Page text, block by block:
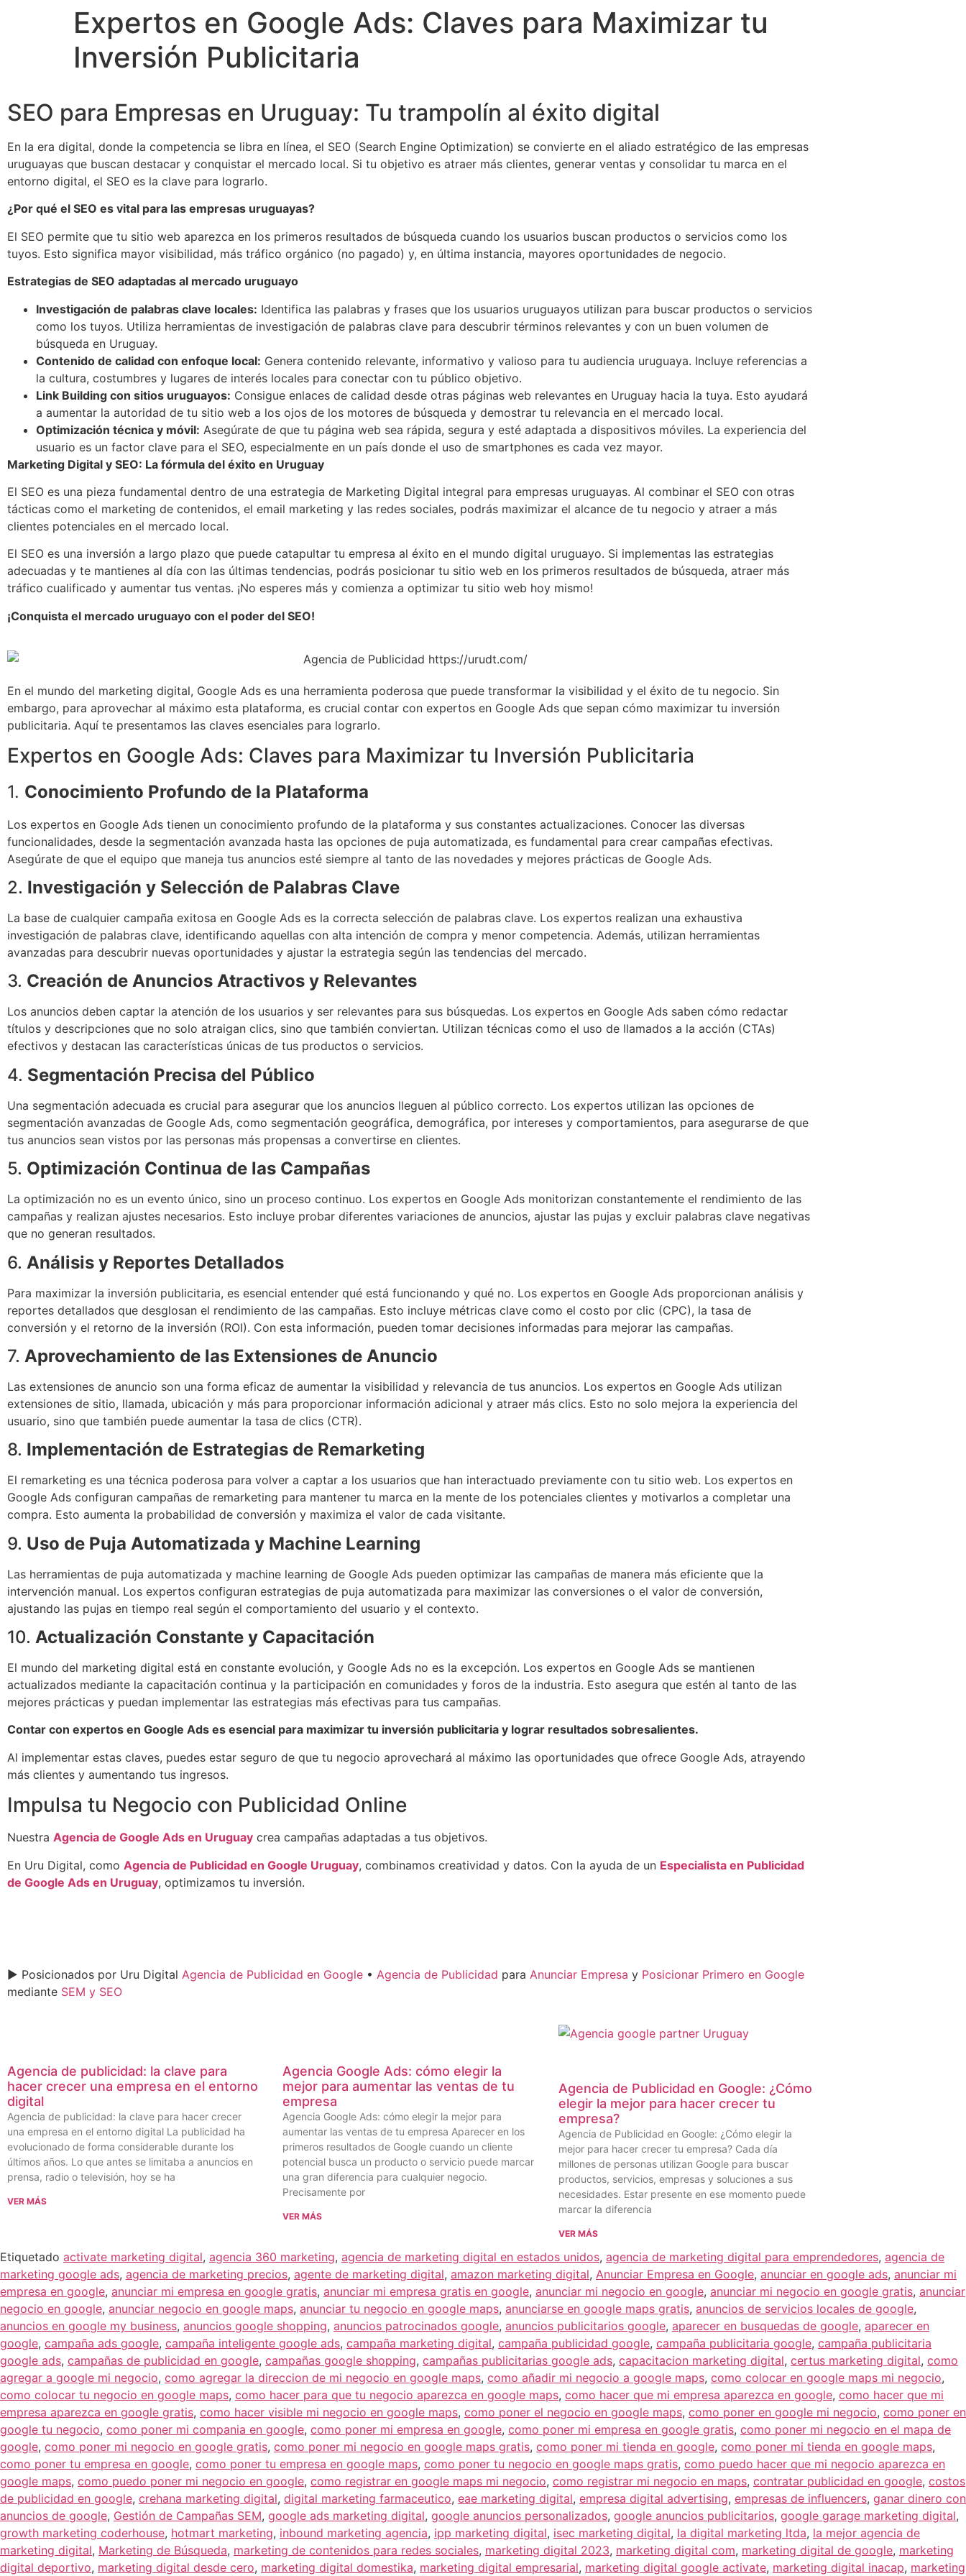
Expertos en Google Ads: Claves para Maximizar tu
Inversión Publicitaria
SEO para Empresas en Uruguay: Tu trampolín al éxito digital
En la era digital, donde la competencia se libra en línea, el SEO (Search Engine Optimization) se convierte en el aliado estratégico de las empresas
uruguayas que buscan destacar y conquistar el mercado local. Si tu objetivo es atraer más clientes, generar ventas y consolidar tu marca en el
entorno digital, el SEO es la clave para lograrlo.
¿Por qué el SEO es vital para las empresas uruguayas?
El SEO permite que tu sitio web aparezca en los primeros resultados de búsqueda cuando los usuarios buscan productos o servicios como los
tuyos. Esto significa mayor visibilidad, más tráfico orgánico (no pagado) y, en última instancia, mayores oportunidades de negocio.
Estrategias de SEO adaptadas al mercado uruguayo
Investigación de palabras clave locales: Identifica las palabras y frases que los usuarios uruguayos utilizan para buscar productos o servicios
como los tuyos. Utiliza herramientas de investigación de palabras clave para descubrir términos relevantes y con un buen volumen de
búsqueda en Uruguay.
Contenido de calidad con enfoque local: Genera contenido relevante, informativo y valioso para tu audiencia uruguaya. Incluye referencias a
la cultura, costumbres y lugares de interés locales para conectar con tu público objetivo.
Link Building con sitios uruguayos: Consigue enlaces de calidad desde otras páginas web relevantes en Uruguay hacia la tuya. Esto ayudará
a aumentar la autoridad de tu sitio web a los ojos de los motores de búsqueda y demostrar tu relevancia en el mercado local.
Optimización técnica y móvil: Asegúrate de que tu página web sea rápida, segura y esté adaptada a dispositivos móviles. La experiencia del
usuario es un factor clave para el SEO, especialmente en un país donde el uso de smartphones es cada vez mayor.
Marketing Digital y SEO: La fórmula del éxito en Uruguay
El SEO es una pieza fundamental dentro de una estrategia de Marketing Digital integral para empresas uruguayas. Al combinar el SEO con otras
tácticas como el marketing de contenidos, el email marketing y las redes sociales, podrás maximizar el alcance de tu negocio y atraer a más
clientes potenciales en el mercado local.
El SEO es una inversión a largo plazo que puede catapultar tu empresa al éxito en el mundo digital uruguayo. Si implementas las estrategias
adecuadas y te mantienes al día con las últimas tendencias, podrás posicionar tu sitio web en los primeros resultados de búsqueda, atraer más
tráfico cualificado y aumentar tus ventas. ¡No esperes más y comienza a optimizar tu sitio web hoy mismo!
¡Conquista el mercado uruguayo con el poder del SEO!
En el mundo del marketing digital, Google Ads es una herramienta poderosa que puede transformar la visibilidad y el éxito de tu negocio. Sin
embargo, para aprovechar al máximo esta plataforma, es crucial contar con expertos en Google Ads que sepan cómo maximizar tu inversión
publicitaria. Aquí te presentamos las claves esenciales para lograrlo.
Expertos en Google Ads: Claves para Maximizar tu Inversión Publicitaria
1. Conocimiento Profundo de la Plataforma
Los expertos en Google Ads tienen un conocimiento profundo de la plataforma y sus constantes actualizaciones. Conocer las diversas
funcionalidades, desde la segmentación avanzada hasta las opciones de puja automatizada, es fundamental para crear campañas efectivas.
Asegúrate de que el equipo que maneja tus anuncios esté siempre al tanto de las novedades y mejores prácticas de Google Ads.
2. Investigación y Selección de Palabras Clave
La base de cualquier campaña exitosa en Google Ads es la correcta selección de palabras clave. Los expertos realizan una exhaustiva
investigación de palabras clave, identificando aquellas con alta intención de compra y menor competencia. Además, utilizan herramientas
avanzadas para descubrir nuevas oportunidades y ajustar la estrategia según las tendencias del mercado.
3. Creación de Anuncios Atractivos y Relevantes
Los anuncios deben captar la atención de los usuarios y ser relevantes para sus búsquedas. Los expertos en Google Ads saben cómo redactar
títulos y descripciones que no solo atraigan clics, sino que también conviertan. Utilizan técnicas como el uso de llamados a la acción (CTAs)
efectivos y destacan las características únicas de tus productos o servicios.
4. Segmentación Precisa del Público
Una segmentación adecuada es crucial para asegurar que los anuncios lleguen al público correcto. Los expertos utilizan las opciones de
segmentación avanzadas de Google Ads, como segmentación geográfica, demográfica, por intereses y comportamientos, para asegurarse de que
tus anuncios sean vistos por las personas más propensas a convertirse en clientes.
5. Optimización Continua de las Campañas
La optimización no es un evento único, sino un proceso continuo. Los expertos en Google Ads monitorizan constantemente el rendimiento de las
campañas y realizan ajustes necesarios. Esto incluye probar diferentes variaciones de anuncios, ajustar las pujas y excluir palabras clave negativas
que no generan resultados.
6. Análisis y Reportes Detallados
Para maximizar la inversión publicitaria, es esencial entender qué está funcionando y qué no. Los expertos en Google Ads proporcionan análisis y
reportes detallados que desglosan el rendimiento de las campañas. Esto incluye métricas clave como el costo por clic (CPC), la tasa de
conversión y el retorno de la inversión (ROI). Con esta información, pueden tomar decisiones informadas para mejorar las campañas.
7. Aprovechamiento de las Extensiones de Anuncio
Las extensiones de anuncio son una forma eficaz de aumentar la visibilidad y relevancia de tus anuncios. Los expertos en Google Ads utilizan
extensiones de sitio, llamada, ubicación y más para proporcionar información adicional y atraer más clics. Esto no solo mejora la experiencia del
usuario, sino que también puede aumentar la tasa de clics (CTR).
8. Implementación de Estrategias de Remarketing
El remarketing es una técnica poderosa para volver a captar a los usuarios que han interactuado previamente con tu sitio web. Los expertos en
Google Ads configuran campañas de remarketing para mantener tu marca en la mente de los potenciales clientes y motivarlos a completar una
compra. Esto aumenta la probabilidad de conversión y maximiza el valor de cada visitante.
9. Uso de Puja Automatizada y Machine Learning
Las herramientas de puja automatizada y machine learning de Google Ads pueden optimizar las campañas de manera más eficiente que la
intervención manual. Los expertos configuran estrategias de puja automatizada para maximizar las conversiones o el valor de conversión,
ajustando las pujas en tiempo real según el comportamiento del usuario y el contexto.
10. Actualización Constante y Capacitación
El mundo del marketing digital está en constante evolución, y Google Ads no es la excepción. Los expertos en Google Ads se mantienen
actualizados mediante la capacitación continua y la participación en comunidades y foros de la industria. Esto asegura que estén al tanto de las
mejores prácticas y puedan implementar las estrategias más efectivas para tus campañas.
Contar con expertos en Google Ads es esencial para maximizar tu inversión publicitaria y lograr resultados sobresalientes.
Al implementar estas claves, puedes estar seguro de que tu negocio aprovechará al máximo las oportunidades que ofrece Google Ads, atrayendo
más clientes y aumentando tus ingresos.
Impulsa tu Negocio con Publicidad Online
Nuestra Agencia de Google Ads en Uruguay crea campañas adaptadas a tus objetivos.
En Uru Digital, como Agencia de Publicidad en Google Uruguay, combinamos creatividad y datos. Con la ayuda de un Especialista en Publicidad
de Google Ads en Uruguay, optimizamos tu inversión.
► Posicionados por Uru Digital Agencia de Publicidad en Google • Agencia de Publicidad para Anunciar Empresa y Posicionar Primero en Google
mediante SEM y SEO
Agencia de publicidad: la clave para
hacer crecer una empresa en el entorno
digital
Agencia de publicidad: la clave para hacer crecer
una empresa en el entorno digital La publicidad ha
evolucionado de forma considerable durante los
últimos años. Lo que antes se limitaba a anuncios en
prensa, radio o televisión, hoy se ha
VER MÁS
Agencia Google Ads: cómo elegir la
mejor para aumentar las ventas de tu
empresa
Agencia Google Ads: cómo elegir la mejor para
aumentar las ventas de tu empresa Aparecer en los
primeros resultados de Google cuando un cliente
potencial busca un producto o servicio puede marcar
una gran diferencia para cualquier negocio.
Precisamente por
VER MÁS
Agencia de Publicidad en Google: ¿Cómo
elegir la mejor para hacer crecer tu
empresa?
Agencia de Publicidad en Google: ¿Cómo elegir la
mejor para hacer crecer tu empresa? Cada día
millones de personas utilizan Google para buscar
productos, servicios, empresas y soluciones a sus
necesidades. Estar presente en ese momento puede
marcar la diferencia
VER MÁS
Etiquetado activate marketing digital, agencia 360 marketing, agencia de marketing digital en estados unidos, agencia de marketing digital para emprendedores, agencia de
marketing google ads, agencia de marketing precios, agente de marketing digital, amazon marketing digital, Anunciar Empresa en Google, anunciar en google ads, anunciar mi
empresa en google, anunciar mi empresa en google gratis, anunciar mi empresa gratis en google, anunciar mi negocio en google, anunciar mi negocio en google gratis, anunciar
negocio en google, anunciar negocio en google maps, anunciar tu negocio en google maps, anunciarse en google maps gratis, anuncios de servicios locales de google,
anuncios en google my business, anuncios google shopping, anuncios patrocinados google, anuncios publicitarios google, aparecer en busquedas de google, aparecer en
google, campaña ads google, campaña inteligente google ads, campaña marketing digital, campaña publicidad google, campaña publicitaria google, campaña publicitaria
google ads, campañas de publicidad en google, campañas google shopping, campañas publicitarias google ads, capacitacion marketing digital, certus marketing digital, como
agregar a google mi negocio, como agregar la direccion de mi negocio en google maps, como añadir mi negocio a google maps, como colocar en google maps mi negocio,
como colocar tu negocio en google maps, como hacer para que tu negocio aparezca en google maps, como hacer que mi empresa aparezca en google, como hacer que mi
empresa aparezca en google gratis, como hacer visible mi negocio en google maps, como poner el negocio en google maps, como poner en google mi negocio, como poner en
google tu negocio, como poner mi compania en google, como poner mi empresa en google, como poner mi empresa en google gratis, como poner mi negocio en el mapa de
google, como poner mi negocio en google gratis, como poner mi negocio en google maps gratis, como poner mi tienda en google, como poner mi tienda en google maps,
como poner tu empresa en google, como poner tu empresa en google maps, como poner tu negocio en google maps gratis, como puedo hacer que mi negocio aparezca en
google maps, como puedo poner mi negocio en google, como registrar en google maps mi negocio, como registrar mi negocio en maps, contratar publicidad en google, costos
de publicidad en google, crehana marketing digital, digital marketing farmaceutico, eae marketing digital, empresa digital advertising, empresas de influencers, ganar dinero con
anuncios de google, Gestión de Campañas SEM, google ads marketing digital, google anuncios personalizados, google anuncios publicitarios, google garage marketing digital,
growth marketing coderhouse, hotmart marketing, inbound marketing agencia, ipp marketing digital, isec marketing digital, la digital marketing ltda, la mejor agencia de
marketing digital, Marketing de Búsqueda, marketing de contenidos para redes sociales, marketing digital 2023, marketing digital com, marketing digital de google, marketing
digital deportivo, marketing digital desde cero, marketing digital domestika, marketing digital empresarial, marketing digital google activate, marketing digital inacap, marketing